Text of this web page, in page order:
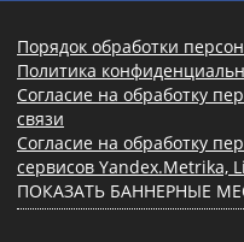
Порядок обработки
Политика
Согласие на обработку
связи
Согласие на обработку
сервисов Yandex.Metrika,
ПОКАЗАТЬ БАННЕРНЫЕ